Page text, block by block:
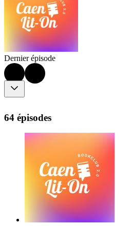
Dernier épisode
64 épisodes